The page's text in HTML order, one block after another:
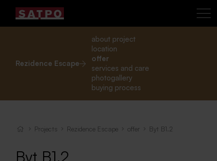
Rezidence Escape
about project
location
offer
services and care
photogallery
buying process
Projects Rezidence Escape offer Byt B1.2
Byt B1.2